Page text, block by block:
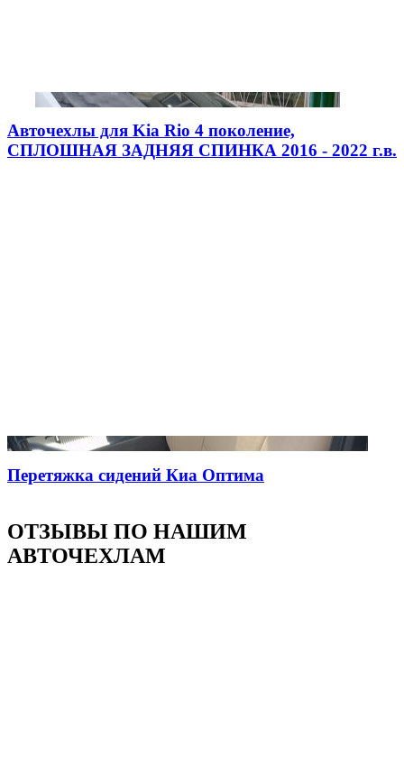
Авточехлы для Kia Rio 4 поколение,
СПЛОШНАЯ ЗАДНЯЯ СПИНКА 2016 - 2022 г.в.
Перетяжка сидений Киа Оптима
ОТЗЫВЫ ПО НАШИМ
АВТОЧЕХЛАМ